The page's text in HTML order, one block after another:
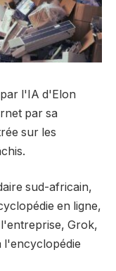
l'IA d'Elon
par sa
sur les
sud-africain,
en ligne,
Grok,
l'encyclopédie